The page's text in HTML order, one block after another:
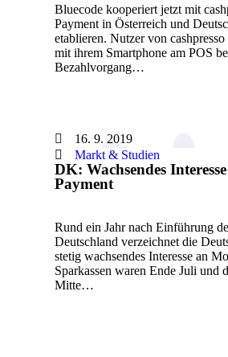
Bluecode kooperiert jetzt mit
Payment in Österreich und
etablieren. Nutzer von
mit ihrem Smartphone am POS
Bezahlvorgang…
16. 9. 2019
Markt & Studien
DK: Wachsendes
Payment
Rund ein Jahr nach Einführung
Deutschland verzeichnet die
stetig wachsendes Interesse an
Sparkassen waren Ende Juli und
Mitte…